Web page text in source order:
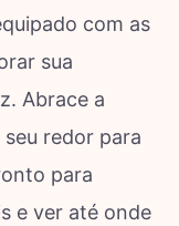
com as
sua
Abrace a
redor para
para
e ver até onde